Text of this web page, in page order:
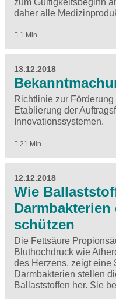
zum Gültigkeitsbeginn
daher alle
1 Min
13.12.2018
Richtlinie zur
Etablierung der
Innovationssystemen.
21 Min
12.12.2018
Wie
schützen
Die Fettsäure
Bluthochdruck wie
des Herzens, zeigt eine
Darmbakterien stellen
Ballaststoffen her. Sie